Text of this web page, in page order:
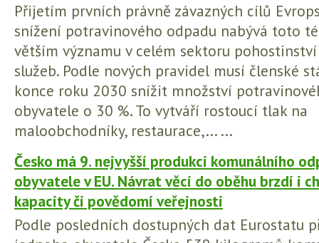
Přijetím prvních právně závazných cílů
snížení potravinového odpadu nabývá toto
větším významu v celém sektoru
služeb. Podle nových pravidel musí členské
konce roku 2030 snížit množství
obyvatele o 30 %. To vytváří rostoucí tlak na
maloobchodníky, restaurace,... ...
Česko má 9. nejvyšší produkci komunálního
obyvatele v EU. Návrat věcí do oběhu brzdí i
kapacity či povědomí veřejnosti
Podle posledních dostupných dat Eurostatu